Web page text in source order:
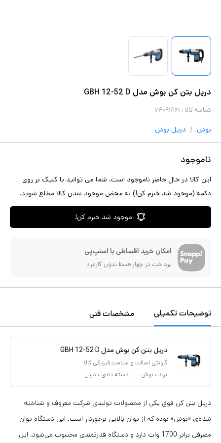
دریل بتن کن بوش مدل GBH 12-52 D
شناسه کالا : ۷۴۰۹۱۸۶۱
بوش / دریل بوش
ناموجود
این کالا در حال حاضر ناموجود است. شما می توانید با کلیک بر روی
دکمه (موجود شد خبرم کن!) به محض موجود شدن کالا مطلع شوید.
موجود شد خبرم کن!
امکان خرید اقساطی با اسنپ‌پی
پرداخت در چهار قسط بدون کارمزد
توضیحات تکمیلی مشخصات فنی
دریل بتن کن بوش مدل GBH 12-52 D
گارانتی اصالت و سلامت فیزیکی کالا
برند : بوش دسته بندی : دریل
دریل بتن کن فوق یکی از محصولات تولیدی شرکت معروف و شناخته
شده‌ی «بوش» بوده که از توان بالایی برخوردار است. این دستگاه توان
مصرفی برابر 1700 وات دارد و دستگاه قدرتمندی محسوب می‌شود. این